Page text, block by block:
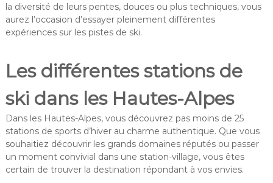
la diversité de leurs pentes, douces ou plus techniques, vous
aurez l’occasion d’essayer pleinement différentes
expériences sur les pistes de ski.
Les différentes stations de
ski dans les Hautes-Alpes
Dans les Hautes-Alpes, vous découvrez pas moins de 25
stations de sports d’hiver au charme authentique. Que vous
souhaitiez découvrir les grands domaines réputés ou passer
un moment convivial dans une station-village, vous êtes
certain de trouver la destination répondant à vos envies.